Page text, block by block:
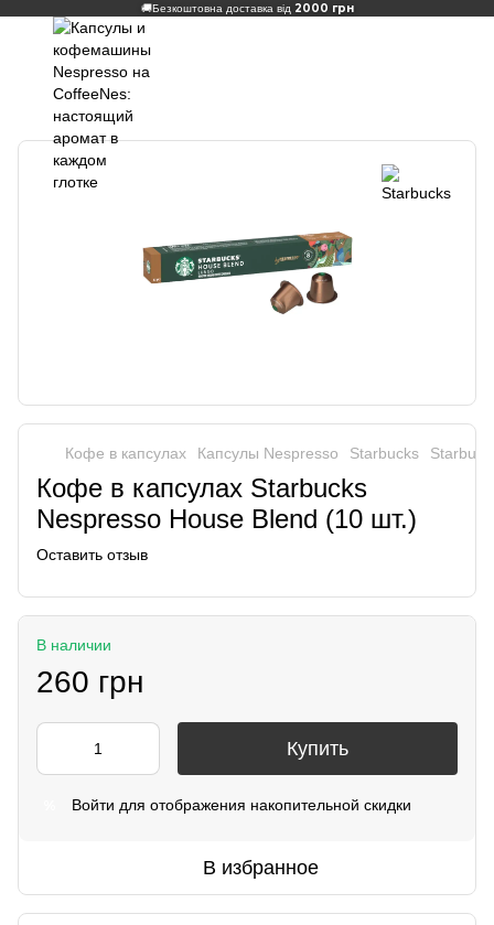
🚚Безкоштовна доставка від 2000 грн
Кофе в капсулах Капсулы Nespresso Starbucks
Кофе в капсулах Starbucks
Nespresso House Blend (10 шт.)
Оставить отзыв
В наличии
260 грн
Купить
Войти для отображения накопительной скидки
В избранное